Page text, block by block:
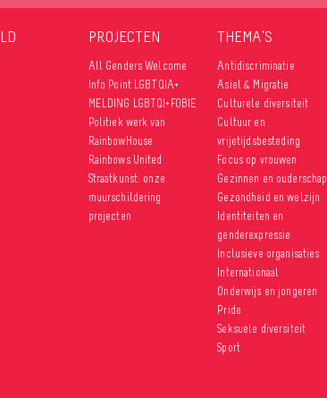
Culturele diversiteit
PROJECTEN
All Genders Welcome
Info Point LGBTQIA+
MELDING LGBTQI+FOBIE
Politiek werk van
RainbowHouse
Rainbows United
Straatkunst: onze
muurschildering
projecten
THEMA’S
Antidiscriminatie
Asiel & Migratie
Culturele diversiteit
Cultuur en
vrijetijdsbesteding
Focus op vrouwen
Gezinnen en ouderschap
Gezondheid en welzijn
Identiteiten en
genderexpressie
Inclusieve organisaties
Internationaal
Onderwijs en jongeren
Pride
Seksuele diversiteit
Sport